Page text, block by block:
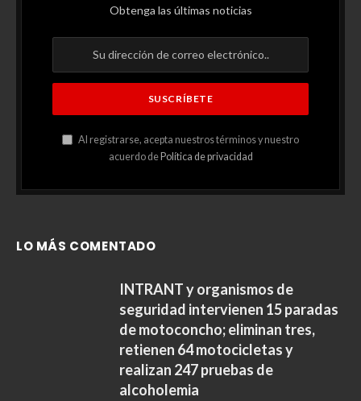
Obtenga las últimas noticias
Al registrarse, acepta nuestros términos y nuestro
acuerdo dePolítica de privacidad
LO MÁS COMENTADO
INTRANT y organismos de
seguridad intervienen 15 paradas
de motoconcho; eliminan tres,
retienen 64 motocicletas y
realizan 247 pruebas de
alcoholemia